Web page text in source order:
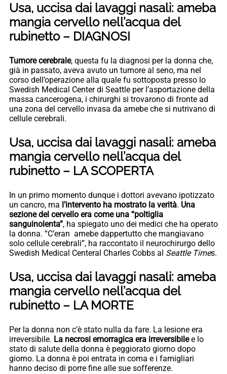
Usa, uccisa dai lavaggi nasali: ameba
mangia cervello nell’acqua del
rubinetto – DIAGNOSI
Tumore cerebrale, questa fu la diagnosi per la donna che,
già in passato, aveva avuto un tumore al seno, ma nel
corso dell’operazione alla quale fu sottoposta presso lo
Swedish Medical Center di Seattle per l’asportazione della
massa cancerogena, i chirurghi si trovarono di fronte ad
una zona del cervello invasa da amebe che si nutrivano di
cellule cerebrali.
Usa, uccisa dai lavaggi nasali: ameba
mangia cervello nell’acqua del
rubinetto – LA SCOPERTA
In un primo momento dunque i dottori avevano ipotizzato
un cancro, ma l’intervento ha mostrato la verità. Una
sezione del cervello era come una “poltiglia
sanguinolenta”, ha spiegato uno dei medici che ha operato
la donna. “C’eran amebe dappertutto che mangiavano
solo cellule cerebrali”, ha raccontato il neurochirurgo dello
Swedish Medical Centeral Charles Cobbs al Seattle Times.
Usa, uccisa dai lavaggi nasali: ameba
mangia cervello nell’acqua del
rubinetto – LA MORTE
Per la donna non c’è stato nulla da fare. La lesione era
irreversibile. La necrosi emorragica era irreversibilee lo
stato di salute della donna è peggiorato giorno dopo
giorno. La donna è poi entrata in coma e i famigliari
hanno deciso di porre fine alle sue sofferenze.